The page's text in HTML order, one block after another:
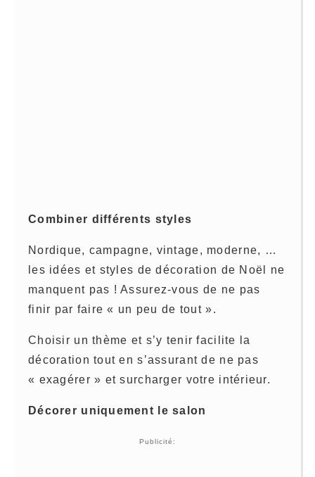
Combiner différents styles
Nordique, campagne, vintage, moderne, …
les idées et styles de décoration de Noël ne
manquent pas ! Assurez-vous de ne pas
finir par faire « un peu de tout ».
Choisir un thème et s’y tenir facilite la
décoration tout en s’assurant de ne pas
« exagérer » et surcharger votre intérieur.
Décorer uniquement le salon
Publicité: